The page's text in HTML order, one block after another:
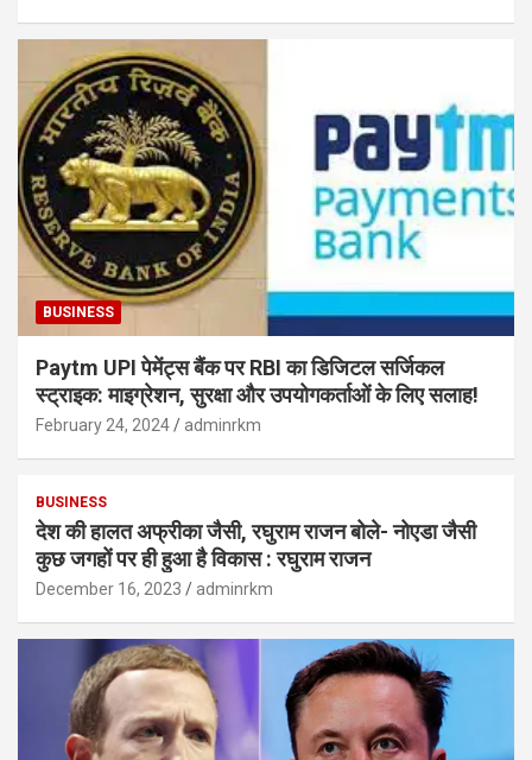
BUSINESS
Paytm UPI पेमेंट्स बैंक पर RBI का डिजिटल सर्जिकल
स्ट्राइक: माइग्रेशन, सुरक्षा और उपयोगकर्ताओं के लिए सलाह!
February 24, 2024 adminrkm
BUSINESS
देश की हालत अफ्रीका जैसी, रघुराम राजन बोले- नोएडा जैसी
कुछ जगहों पर ही हुआ है विकास : रघुराम राजन
December 16, 2023 adminrkm